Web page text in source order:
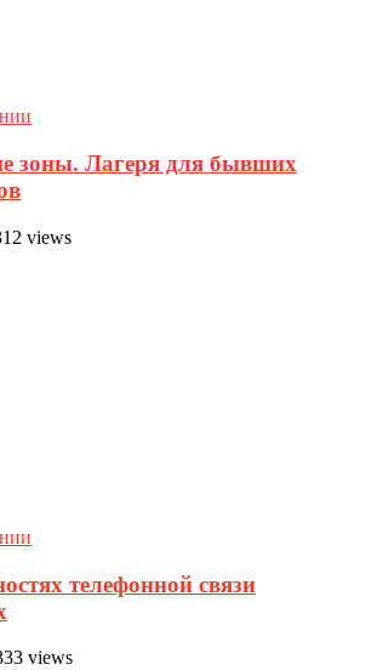
зоны. Лагеря для бывших
views
телефонной связи
views